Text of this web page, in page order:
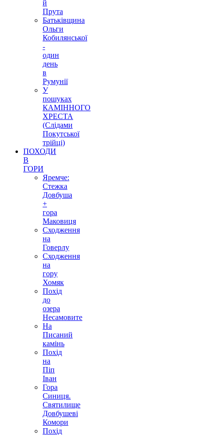
й
Прута
Батьківщина
Ольги
Кобилянської
-
один
день
в
Румунії
У
пошуках
КАМІННОГО
ХРЕСТА
(Слідами
Покутської
трійці)
ПОХОДИ
В
ГОРИ
Яремче:
Стежка
Довбуша
+
гора
Маковиця
Сходження
на
Говерлу
Сходження
на
гору
Хомяк
Похід
до
озера
Несамовите
На
Писаний
камінь
Похід
на
Піп
Іван
Гора
Синиця.
Святилище
Довбушеві
Комори
Похід